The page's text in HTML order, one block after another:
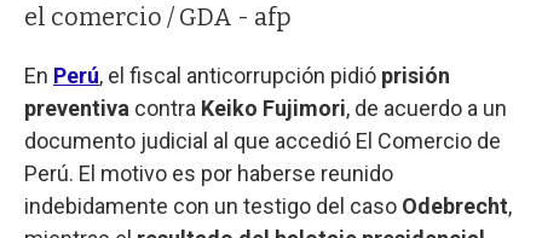
el comercio / GDA - afp
En Perú, el fiscal anticorrupción pidió prisión
preventiva contra Keiko Fujimori, de acuerdo a un
documento judicial al que accedió El Comercio de
Perú. El motivo es por haberse reunido
indebidamente con un testigo del caso Odebrecht,